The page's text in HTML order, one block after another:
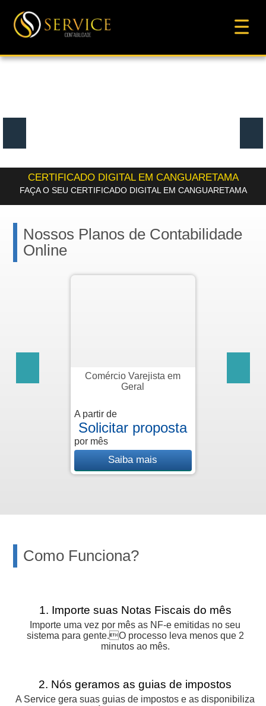
CERTIFICADO DIGITAL EM CANGUARETAMA
FAÇA O SEU CERTIFICADO DIGITAL EM CANGUARETAMA
Nossos Planos de Contabilidade
Online
Varejista em
Geral
proposta
Como Funciona?
1. Importe suas Notas Fiscais do mês
Importe uma vez por mês as NF-e emitidas no seu
sistema para gente.O processo leva menos que 2
minutos ao mês.
2. Nós geramos as guias de impostos
A Service gera suas guias de impostos e as disponibiliza